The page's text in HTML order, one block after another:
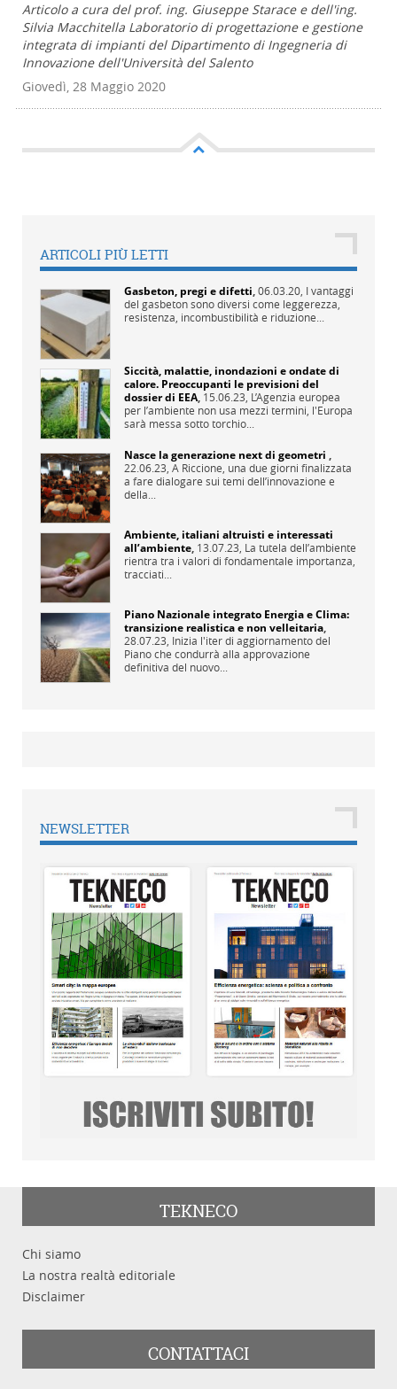
Articolo a cura del prof. ing. Giuseppe Starace e dell'ing.
Silvia Macchitella Laboratorio di progettazione e gestione
integrata di impianti del Dipartimento di Ingegneria di
Innovazione dell'Università del Salento
Giovedì, 28 Maggio 2020
ARTICOLI PIÙ LETTI
Gasbeton, pregi e difetti,06.03.20, I vantaggi
del gasbeton sono diversi come leggerezza,
resistenza, incombustibilità e riduzione...
Siccità, malattie, inondazioni e ondate di
calore. Preoccupanti le previsioni del
dossier di EEA, 15.06.23, L’Agenzia europea
per l’ambiente non usa mezzi termini, l'Europa
sarà messa sotto torchio...
Nasce la generazione next di geometri ,
22.06.23, A Riccione, una due giorni finalizzata
a fare dialogare sui temi dell’innovazione e
della...
Ambiente, italiani altruisti e interessati
all’ambiente, 13.07.23, La tutela dell’ambiente
rientra tra i valori di fondamentale importanza,
tracciati...
Piano Nazionale integrato Energia e Clima:
transizione realistica e non velleitaria,
28.07.23, Inizia l'iter di aggiornamento del
Piano che condurrà alla approvazione
definitiva del nuovo...
NEWSLETTER
TEKNECO
Chi siamo
La nostra realtà editoriale
Disclaimer
CONTATTACI